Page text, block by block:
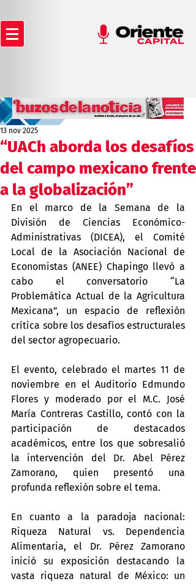
“UACh aborda los desafíos
del campo mexicano frente
a la globalización”
13 nov 2025
En el marco de la Semana de la
División de Ciencias Económico-
Administrativas (DICEA), el Comité
Local de la Asociación Nacional de
Economistas (ANEE) Chapingo llevó a
cabo el conversatorio “La
Problemática Actual de la Agricultura
Mexicana”, un espacio de reflexión
crítica sobre los desafíos estructurales
del sector agropecuario.
El evento, celebrado el martes 11 de
noviembre en el Auditorio Edmundo
Flores y moderado por el M.C. José
María Contreras Castillo, contó con la
participación de destacados
académicos, entre los que sobresalió
la intervención del Dr. Abel Pérez
Zamorano, quien presentó una
profunda reflexión sobre el tema.
En cuanto a la paradoja nacional:
Riqueza Natural vs. Dependencia
Alimentaria, el Dr. Pérez Zamorano
inició su exposición destacando la
vasta riqueza natural de México: un